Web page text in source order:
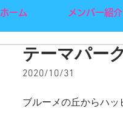
ホーム メンバー紹介
テーマパー
2020/10/31
ブルーメの丘からハッ